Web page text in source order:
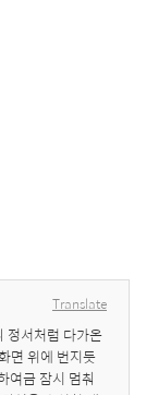
Translate
정서처럼 다가온
면 위에 번지듯
여금 잠시 멈춰